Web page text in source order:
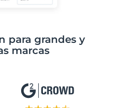
para grandes y
marcas